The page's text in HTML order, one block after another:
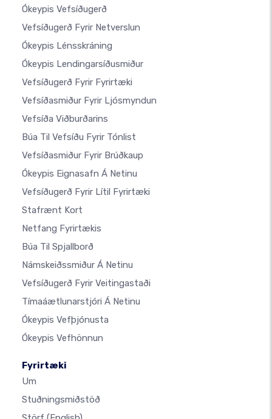
Ókeypis Vefsíðugerð
Vefsíðugerð Fyrir Netverslun
Ókeypis Lénsskráning
Ókeypis Lendingarsíðusmiður
Vefsíðugerð Fyrir Fyrirtæki
Vefsíðasmiður Fyrir Ljósmyndun
Vefsíða Viðburðarins
Búa Til Vefsíðu Fyrir Tónlist
Vefsíðasmiður Fyrir Brúðkaup
Ókeypis Eignasafn Á Netinu
Vefsíðugerð Fyrir Lítil Fyrirtæki
Stafrænt Kort
Netfang Fyrirtækis
Búa Til Spjallborð
Námskeiðssmiður Á Netinu
Vefsíðugerð Fyrir Veitingastaði
Tímaáætlunarstjóri Á Netinu
Ókeypis Vefþjónusta
Ókeypis Vefhönnun
Fyrirtæki
Um
Stuðningsmiðstöð